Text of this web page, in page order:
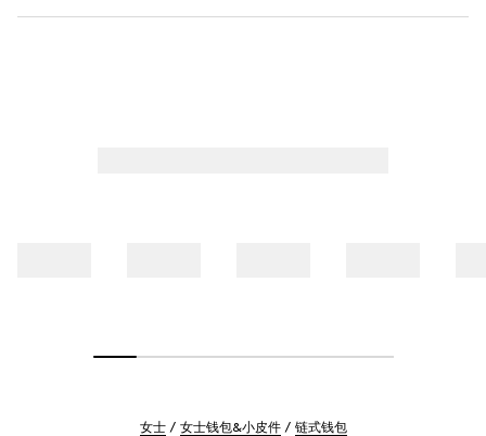
女士 女士钱包&小皮件 链式钱包